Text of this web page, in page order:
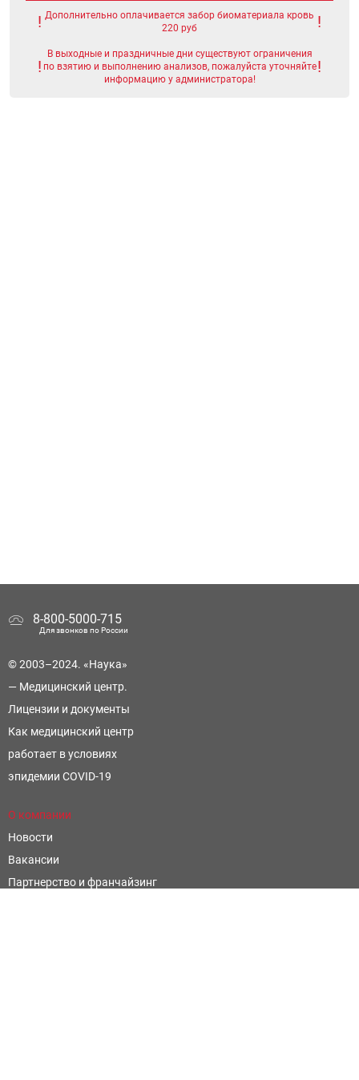
Дополнительно оплачивается забор биоматериала кровь
220 руб
В выходные и праздничные дни существуют ограничения
по взятию и выполнению анализов, пожалуйста уточняйте
информацию у администратора!
8-800-5000-715
Для звонков по России
© 2003–2024. «Наука»
— Медицинский центр.
Лицензии и документы
Как медицинский центр
работает в условиях
эпидемии COVID-19
О компании
Новости
Вакансии
Партнерство и франчайзинг